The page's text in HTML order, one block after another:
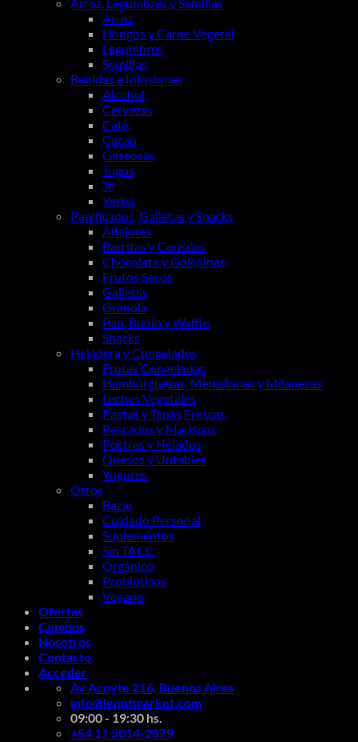
Arroz
Hongos y Carne Vegetal
Legumbres
Semillas
Bebidas e Infusiones
Alcohol
Cervezas
Café
Cacao
Gaseosas
Jugos
Té
Yerba
Panificados, Galletas y Snacks
Alfajores
Barritas y Cereales
Chocolate y Golosinas
Frutos Secos
Galletas
Granola
Pan, Budin y Waffle
Snacks
Heladera y Congelados
Frutas Congeladas
Hamburguesas, Medallones y Milanesas
Leches Vegetales
Pastas y Tapas Frescas
Pescados y Mariscos
Postres y Helados
Quesos y Untables
Yogures
Otros
Bazar
Cuidado Personal
Suplementos
Sin TACC
Orgánico
Probióticos
Vegano
Ofertas
Combos
Nosotros
Contacto
Acceder
Av Acoyte 216, Buenos Aires
info@lepotmarket.com
09:00 - 19:30 hs.
+54 11 5014-2879